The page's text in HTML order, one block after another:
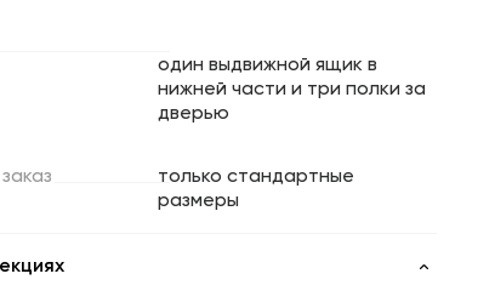
один выдвижной ящик в
нижней части и три полки за
дверью
заказ
только стандартные
размеры